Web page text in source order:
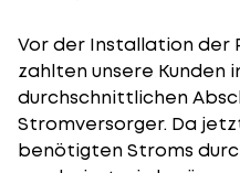
Vor der Installation der
zahlten unsere Kunden
durchschnittlichen
Stromversorger. Da
benötigten Stroms